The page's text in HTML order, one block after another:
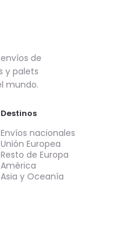
de
y palets
mundo.
Destinos
Envíos nacionales
Unión Europea
Resto de Europa
América
Asia y Oceanía